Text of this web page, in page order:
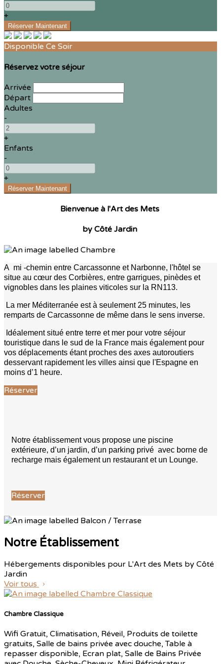
+
Disponible Ce Soir
Réservez votre séjour
Arrivée
Départ
Adultes
-
+
Enfants
-
+
Bienvenue à l'Art des Mets
by Côté Jardin
A mi -chemin entre Carcassonne et Narbonne, l'hôtel se
situe au cœur des Corbières, entre garrigues, pinèdes et
vignobles dans les plaines viticoles sur la RN113.
La mer Méditerranée est à seulement 25 minutes, les
remparts de Carcassonne de même dans le sens inverse.
Idéalement situé entre terre et mer pour votre séjour
touristique dans le sud de la France mais également pour
vos déplacements étant proches des axes autoroutiers
desservant rapidement les villes ainsi que l'Espagne en
moins d’1 heure.
Réserver
Notre établissement vous propose une piscine
extérieure, d’un jardin, d’un parking privé avec borne de
recharge mais également un restaurant et un Lounge.
Réserver
Notre Établissement
Hébergements disponibles pour L'Art des Mets by Côté
Jardin
Voir tous
Chambre Classique
Wifi Gratuit, Climatisation, Réveil, Produits de toilette
gratuits, Salle de bains privée avec douche,Table à
repasser disponible, Ecran plat, Salle de Bains Privée